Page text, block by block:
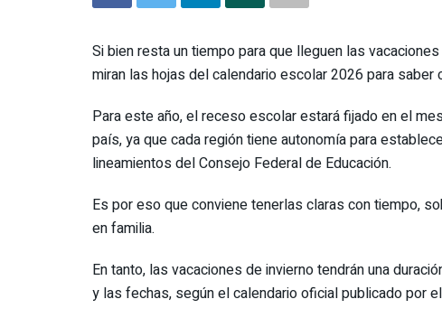
Si bien resta un tiempo para que lleguen las
miran las hojas del calendario escolar 2026 para
Para este año, el receso escolar estará fijado en el
país, ya que cada región tiene autonomía para
lineamientos del Consejo Federal de Educación.
Es por eso que conviene tenerlas claras con tiempo,
en familia.
En tanto, las vacaciones de invierno tendrán una
y las fechas, según el calendario oficial publicado por